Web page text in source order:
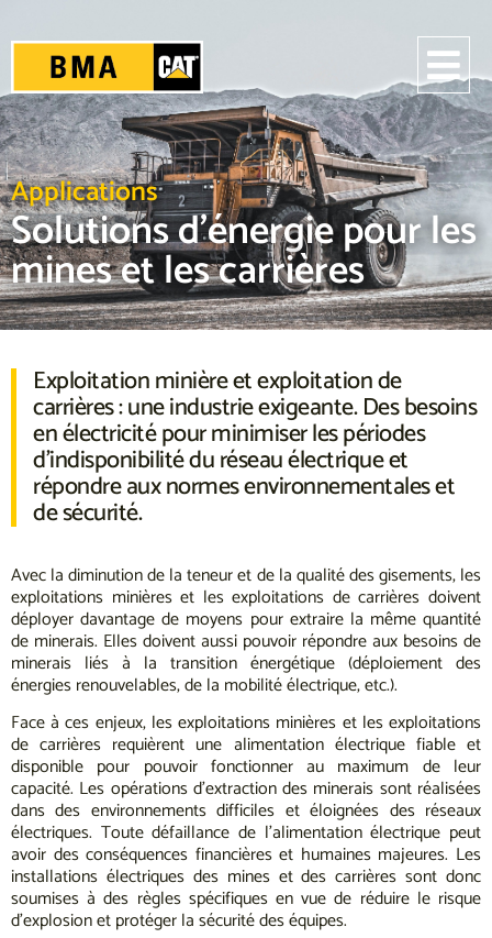
Applications
Solutions d’énergie pour les
mines et les carrières
Exploitation minière et exploitation de
carrières : une industrie exigeante. Des besoins
en électricité pour minimiser les périodes
d’indisponibilité du réseau électrique et
répondre aux normes environnementales et
de sécurité.
Avec la diminution de la teneur et de la qualité des gisements, les
exploitations minières et les exploitations de carrières doivent
déployer davantage de moyens pour extraire la même quantité
de minerais. Elles doivent aussi pouvoir répondre aux besoins de
minerais liés à la transition énergétique (déploiement des
énergies renouvelables, de la mobilité électrique, etc.).
Face à ces enjeux, les exploitations minières et les exploitations
de carrières requièrent une alimentation électrique fiable et
disponible pour pouvoir fonctionner au maximum de leur
capacité. Les opérations d’extraction des minerais sont réalisées
dans des environnements difficiles et éloignées des réseaux
électriques. Toute défaillance de l’alimentation électrique peut
avoir des conséquences financières et humaines majeures. Les
installations électriques des mines et des carrières sont donc
soumises à des règles spécifiques en vue de réduire le risque
d’explosion et protéger la sécurité des équipes.